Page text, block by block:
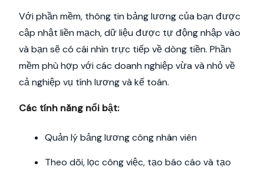
Với phần mềm, thông tin bảng lương của bạn được
cập nhật liền mạch, dữ liệu được tự động nhập vào
và bạn sẽ có cái nhìn trực tiếp về dòng tiền. Phần
mềm phù hợp với các doanh nghiệp vừa và nhỏ về
cả nghiệp vụ tính lương và kế toán.
Các tính năng nổi bật:
Quản lý bảng lương công nhân viên
Theo dõi, lọc công việc, tạo báo cáo và tạo